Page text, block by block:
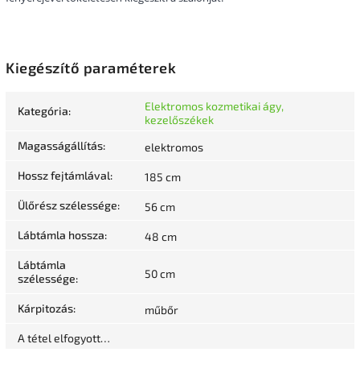
Kiegészítő paraméterek
Kategória:
Elektromos kozmetikai ágy,
kezelőszékek
Magasságállítás: elektromos
Hossz fejtámlával: 185 cm
Ülőrész szélessége: 56 cm
Lábtámla hossza: 48 cm
Lábtámla
szélessége: 50 cm
Kárpitozás: műbőr
A tétel elfogyott…